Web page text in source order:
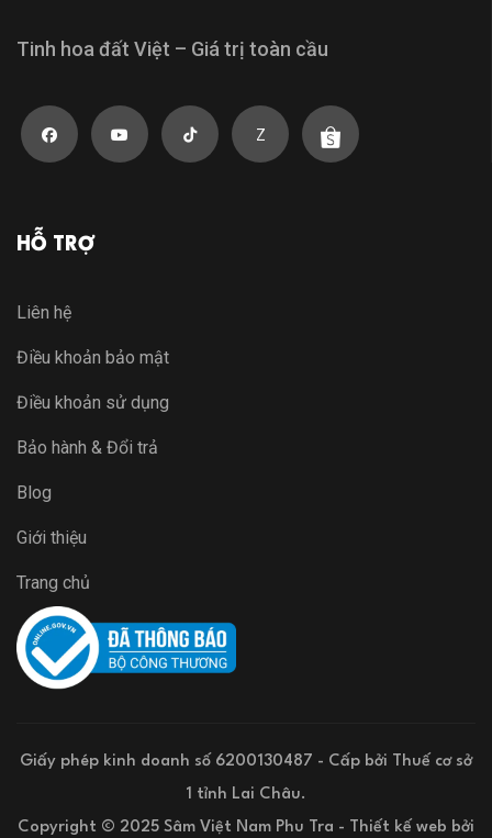
Tinh hoa đất Việt – Giá trị toàn cầu
Z
HỖ TRỢ
Liên hệ
Điều khoản bảo mật
Điều khoản sử dụng
Bảo hành & Đổi trả
Blog
Giới thiệu
Trang chủ
Giấy phép kinh doanh số 6200130487 - Cấp bởi Thuế cơ sở
1 tỉnh Lai Châu.
Copyright © 2025 Sâm Việt Nam Phu Tra - Thiết kế web bởi